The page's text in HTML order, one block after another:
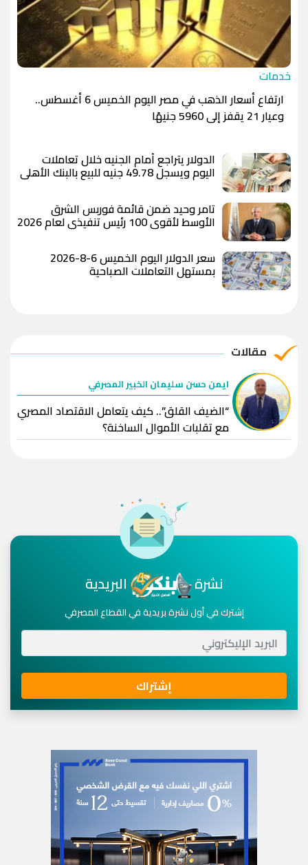
خدمات
ارتفاع أسعار الذهب في مصر اليوم الخميس 6 أغسطس..
وعيار 21 يقفز إلى 5960 جنيهًا
الدولار يتراجع أمام الجنيه خلال تعاملات
اليوم ويسجل 49.78 جنيه للبيع بالبنك الأهلي
المصري
تامر وحيد ضمن قائمة فوربس الشرق
الأوسط لأقوى 100 رئيس تنفيذي لعام 2026
سعر الدولار اليوم الخميس 6-8-2026
بمستهل التعاملات الصباحية
مقالات
ايمن حسن سليمان الخبير المصرفي
“الضيف القلق”.. كيف يتعامل الاقتصاد المصري
مع تقلبات الأموال الساخنة؟
نشرة البريدية
إشترك في أول نشرة بريدية في القطاع المصرفي